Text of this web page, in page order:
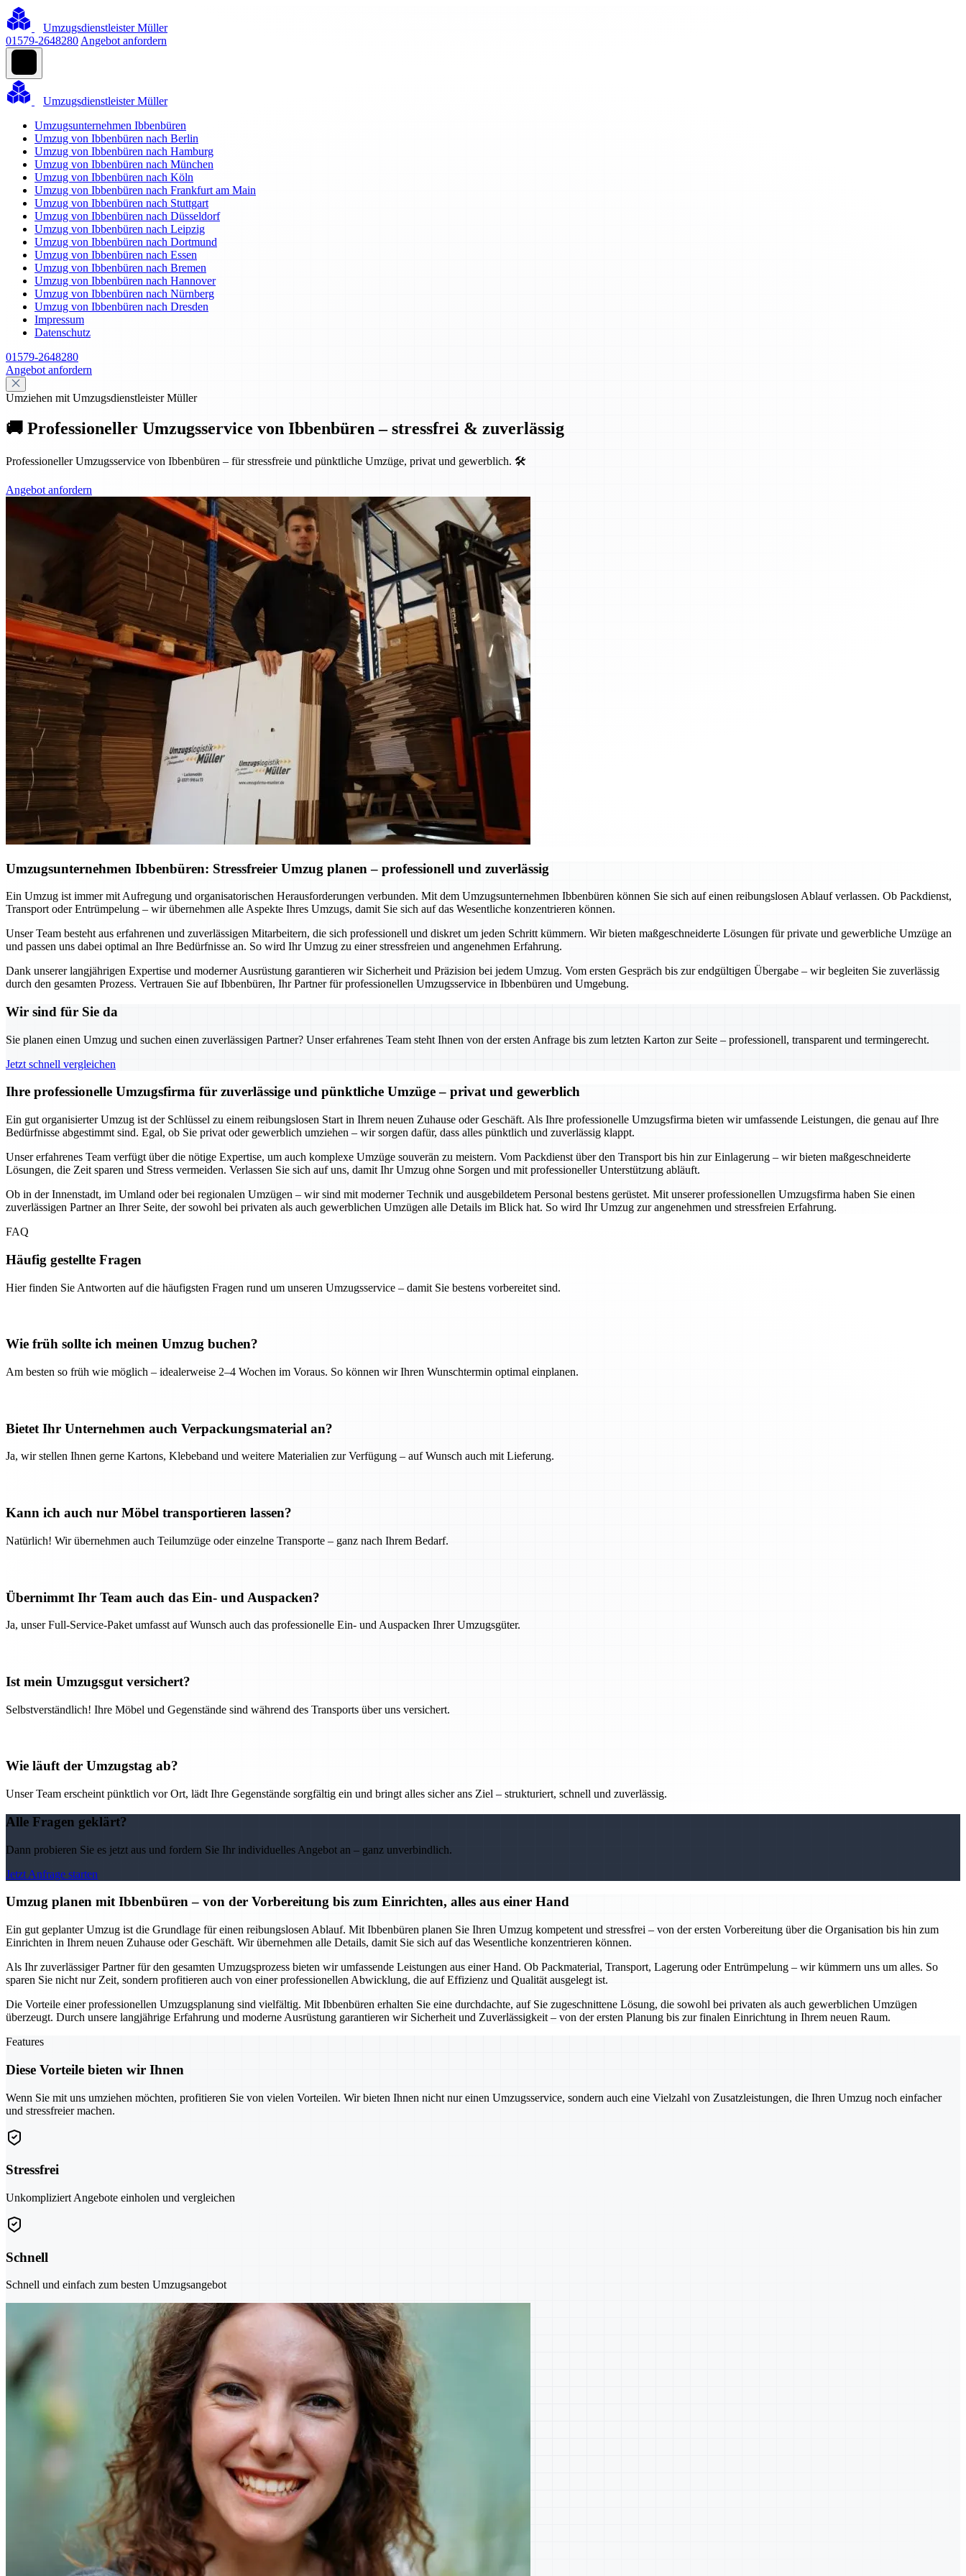
Umzugsdienstleister Müller
01579-2648280 Angebot anfordern
Umzugsdienstleister Müller
Umzugsunternehmen Ibbenbüren
Umzug von Ibbenbüren nach Berlin
Umzug von Ibbenbüren nach Hamburg
Umzug von Ibbenbüren nach München
Umzug von Ibbenbüren nach Köln
Umzug von Ibbenbüren nach Frankfurt am Main
Umzug von Ibbenbüren nach Stuttgart
Umzug von Ibbenbüren nach Düsseldorf
Umzug von Ibbenbüren nach Leipzig
Umzug von Ibbenbüren nach Dortmund
Umzug von Ibbenbüren nach Essen
Umzug von Ibbenbüren nach Bremen
Umzug von Ibbenbüren nach Hannover
Umzug von Ibbenbüren nach Nürnberg
Umzug von Ibbenbüren nach Dresden
Impressum
Datenschutz
01579-2648280
Angebot anfordern
Umziehen mit Umzugsdienstleister Müller
🚚 Professioneller Umzugsservice von Ibbenbüren – stressfrei & zuverlässig
Professioneller Umzugsservice von Ibbenbüren – für stressfreie und pünktliche Umzüge, privat und gewerblich. 🛠️
Angebot anfordern
Umzugsunternehmen Ibbenbüren: Stressfreier Umzug planen – professionell und zuverlässig
Ein Umzug ist immer mit Aufregung und organisatorischen Herausforderungen verbunden. Mit dem Umzugsunternehmen Ibbenbüren können Sie sich auf einen reibungslosen Ablauf verlassen. Ob Packdienst,
Transport oder Entrümpelung – wir übernehmen alle Aspekte Ihres Umzugs, damit Sie sich auf das Wesentliche konzentrieren können.
Unser Team besteht aus erfahrenen und zuverlässigen Mitarbeitern, die sich professionell und diskret um jeden Schritt kümmern. Wir bieten maßgeschneiderte Lösungen für private und gewerbliche Umzüge an
und passen uns dabei optimal an Ihre Bedürfnisse an. So wird Ihr Umzug zu einer stressfreien und angenehmen Erfahrung.
Dank unserer langjährigen Expertise und moderner Ausrüstung garantieren wir Sicherheit und Präzision bei jedem Umzug. Vom ersten Gespräch bis zur endgültigen Übergabe – wir begleiten Sie zuverlässig
durch den gesamten Prozess. Vertrauen Sie auf Ibbenbüren, Ihr Partner für professionellen Umzugsservice in Ibbenbüren und Umgebung.
Wir sind für Sie da
Sie planen einen Umzug und suchen einen zuverlässigen Partner? Unser erfahrenes Team steht Ihnen von der ersten Anfrage bis zum letzten Karton zur Seite – professionell, transparent und termingerecht.
Jetzt schnell vergleichen
Ihre professionelle Umzugsfirma für zuverlässige und pünktliche Umzüge – privat und gewerblich
Ein gut organisierter Umzug ist der Schlüssel zu einem reibungslosen Start in Ihrem neuen Zuhause oder Geschäft. Als Ihre professionelle Umzugsfirma bieten wir umfassende Leistungen, die genau auf Ihre
Bedürfnisse abgestimmt sind. Egal, ob Sie privat oder gewerblich umziehen – wir sorgen dafür, dass alles pünktlich und zuverlässig klappt.
Unser erfahrenes Team verfügt über die nötige Expertise, um auch komplexe Umzüge souverän zu meistern. Vom Packdienst über den Transport bis hin zur Einlagerung – wir bieten maßgeschneiderte
Lösungen, die Zeit sparen und Stress vermeiden. Verlassen Sie sich auf uns, damit Ihr Umzug ohne Sorgen und mit professioneller Unterstützung abläuft.
Ob in der Innenstadt, im Umland oder bei regionalen Umzügen – wir sind mit moderner Technik und ausgebildetem Personal bestens gerüstet. Mit unserer professionellen Umzugsfirma haben Sie einen
zuverlässigen Partner an Ihrer Seite, der sowohl bei privaten als auch gewerblichen Umzügen alle Details im Blick hat. So wird Ihr Umzug zur angenehmen und stressfreien Erfahrung.
FAQ
Häufig gestellte Fragen
Hier finden Sie Antworten auf die häufigsten Fragen rund um unseren Umzugsservice – damit Sie bestens vorbereitet sind.
Wie früh sollte ich meinen Umzug buchen?
Am besten so früh wie möglich – idealerweise 2–4 Wochen im Voraus. So können wir Ihren Wunschtermin optimal einplanen.
Bietet Ihr Unternehmen auch Verpackungsmaterial an?
Ja, wir stellen Ihnen gerne Kartons, Klebeband und weitere Materialien zur Verfügung – auf Wunsch auch mit Lieferung.
Kann ich auch nur Möbel transportieren lassen?
Natürlich! Wir übernehmen auch Teilumzüge oder einzelne Transporte – ganz nach Ihrem Bedarf.
Übernimmt Ihr Team auch das Ein- und Auspacken?
Ja, unser Full-Service-Paket umfasst auf Wunsch auch das professionelle Ein- und Auspacken Ihrer Umzugsgüter.
Ist mein Umzugsgut versichert?
Selbstverständlich! Ihre Möbel und Gegenstände sind während des Transports über uns versichert.
Wie läuft der Umzugstag ab?
Unser Team erscheint pünktlich vor Ort, lädt Ihre Gegenstände sorgfältig ein und bringt alles sicher ans Ziel – strukturiert, schnell und zuverlässig.
Alle Fragen geklärt?
Dann probieren Sie es jetzt aus und fordern Sie Ihr individuelles Angebot an – ganz unverbindlich.
Jetzt Anfrage starten
Umzug planen mit Ibbenbüren – von der Vorbereitung bis zum Einrichten, alles aus einer Hand
Ein gut geplanter Umzug ist die Grundlage für einen reibungslosen Ablauf. Mit Ibbenbüren planen Sie Ihren Umzug kompetent und stressfrei – von der ersten Vorbereitung über die Organisation bis hin zum
Einrichten in Ihrem neuen Zuhause oder Geschäft. Wir übernehmen alle Details, damit Sie sich auf das Wesentliche konzentrieren können.
Als Ihr zuverlässiger Partner für den gesamten Umzugsprozess bieten wir umfassende Leistungen aus einer Hand. Ob Packmaterial, Transport, Lagerung oder Entrümpelung – wir kümmern uns um alles. So
sparen Sie nicht nur Zeit, sondern profitieren auch von einer professionellen Abwicklung, die auf Effizienz und Qualität ausgelegt ist.
Die Vorteile einer professionellen Umzugsplanung sind vielfältig. Mit Ibbenbüren erhalten Sie eine durchdachte, auf Sie zugeschnittene Lösung, die sowohl bei privaten als auch gewerblichen Umzügen
überzeugt. Durch unsere langjährige Erfahrung und moderne Ausrüstung garantieren wir Sicherheit und Zuverlässigkeit – von der ersten Planung bis zur finalen Einrichtung in Ihrem neuen Raum.
Features
Diese Vorteile bieten wir Ihnen
Wenn Sie mit uns umziehen möchten, profitieren Sie von vielen Vorteilen. Wir bieten Ihnen nicht nur einen Umzugsservice, sondern auch eine Vielzahl von Zusatzleistungen, die Ihren Umzug noch einfacher
und stressfreier machen.
Stressfrei
Unkompliziert Angebote einholen und vergleichen
Schnell
Schnell und einfach zum besten Umzugsangebot